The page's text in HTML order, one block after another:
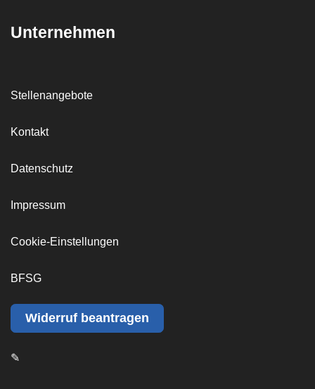
Unternehmen
Stellenangebote
Kontakt
Datenschutz
Impressum
Cookie-Einstellungen
BFSG
Widerruf beantragen
✎